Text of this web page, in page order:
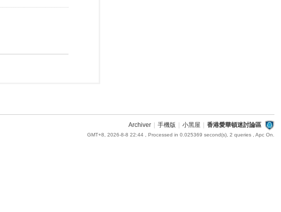
Archiver 手機版 小黑屋 香港愛華頓迷討論區
GMT+8, 2026-8-8 22:44, Processed in 0.025369 second(s), 2 queries , Apc On.